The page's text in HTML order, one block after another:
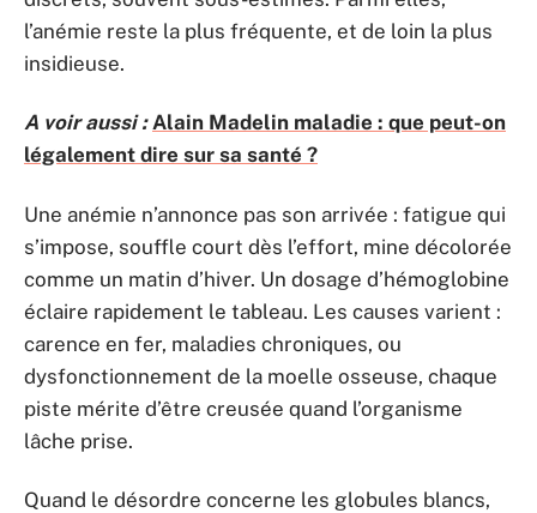
l’anémie reste la plus fréquente, et de loin la plus
insidieuse.
A voir aussi : Alain Madelin maladie : que peut-on
légalement dire sur sa santé ?
Une anémie n’annonce pas son arrivée : fatigue qui
s’impose, souffle court dès l’effort, mine décolorée
comme un matin d’hiver. Un dosage d’hémoglobine
éclaire rapidement le tableau. Les causes varient :
carence en fer, maladies chroniques, ou
dysfonctionnement de la moelle osseuse, chaque
piste mérite d’être creusée quand l’organisme
lâche prise.
Quand le désordre concerne les globules blancs,